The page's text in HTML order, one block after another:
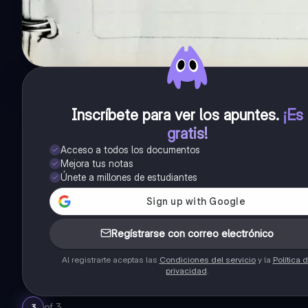
Inscríbete para ver los apuntes. ¡Es
gratis!
Acceso a todos los documentos
Mejora tus notas
Únete a millones de estudiantes
Regístrarse con correo electrónico
Al registrarte aceptas las Condiciones del servicioy la Política
privacidad.